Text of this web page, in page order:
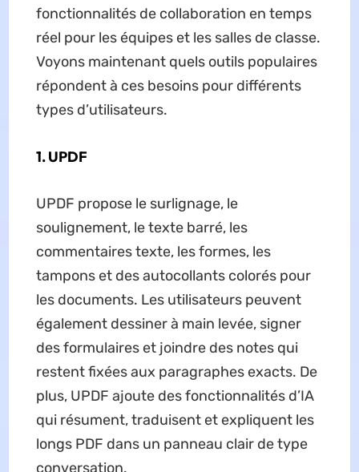
fonctionnalités de collaboration en temps
réel pour les équipes et les salles de classe.
Voyons maintenant quels outils populaires
répondent à ces besoins pour différents
types d’utilisateurs.
1. UPDF
UPDF propose le surlignage, le
soulignement, le texte barré, les
commentaires texte, les formes, les
tampons et des autocollants colorés pour
les documents. Les utilisateurs peuvent
également dessiner à main levée, signer
des formulaires et joindre des notes qui
restent fixées aux paragraphes exacts. De
plus, UPDF ajoute des fonctionnalités d’IA
qui résument, traduisent et expliquent les
longs PDF dans un panneau clair de type
conversation.